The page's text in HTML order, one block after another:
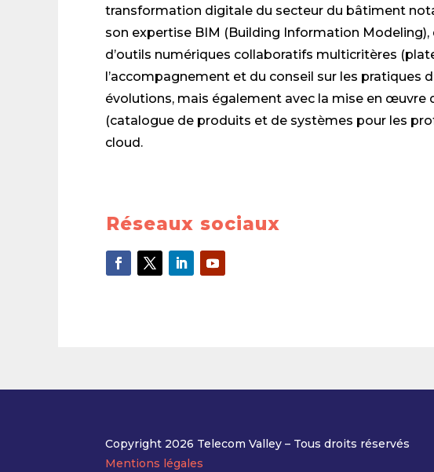
transformation digitale du secteur du bâtiment
son expertise BIM (Building Information
d’outils numériques collaboratifs multicritères
l’accompagnement et du conseil sur les pratiques
évolutions, mais également avec la mise en œuvre
(catalogue de produits et de systèmes pour les
cloud.
Réseaux sociaux
Copyright 2026 Telecom Valley – Tous droits réservés
Mentions légales